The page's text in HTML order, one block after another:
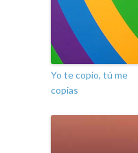
Yo te copio, tú me
copias